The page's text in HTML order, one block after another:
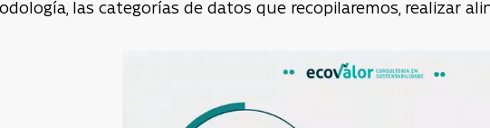
las categorías de datos que recopilaremos, realizar